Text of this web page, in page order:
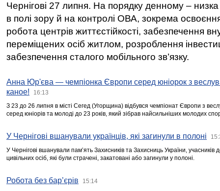
Чернігові 27 липня. На порядку денному –
в полі зору й на контролі ОВА, зокрема освоєння
робота центрів життєстійкості, забезпечення
переміщених осіб житлом, розроблення
забезпечення сталого мобільного зв’язку.
Анна Юр'єва — чемпіонка Європи серед юніорок з
каное!
16:13
З 23 до 26 липня в місті Сегед (Угорщина) відбувся чемпіонат Європи з
серед юніорів та молоді до 23 років, який зібрав найсильніших молодих
У Чернігові вшанували українців, які загинули в полоні
У Чернігові вшанували пам’ять Захисників та Захисниць України,
цивільних осіб, які були страчені, закатовані або загинули у полоні.
Робота без бар’єрів 15:14